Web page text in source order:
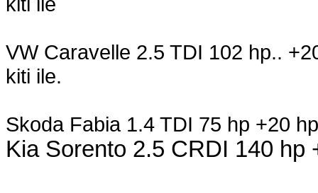
VW Caravelle 2.5 TDI 102 hp..
kiti ile.
Skoda Fabia 1.4 TDI 75 hp +20
Kia Sorento 2.5 CRDI 140